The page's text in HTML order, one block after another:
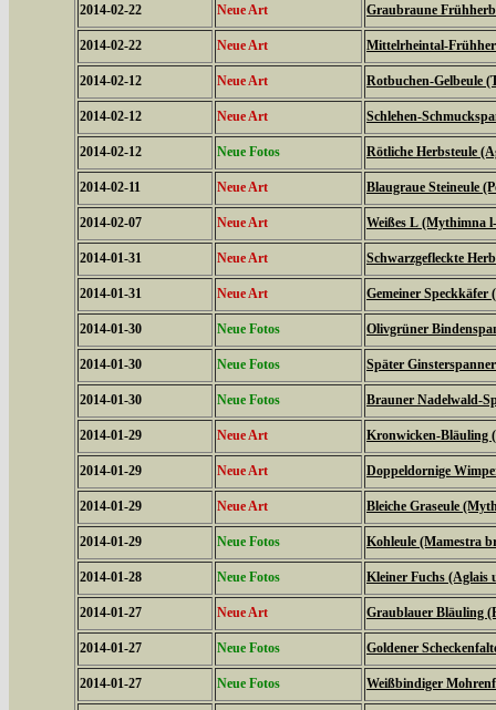
2014-02-22 Neue Art Graubraune
2014-02-22 Neue Art Mittelrheintal-
2014-02-12 Neue Art Rotbuchen-Gelbeule
2014-02-12 Neue Art Schlehen-
2014-02-12 Neue Fotos Rötliche Herbsteule
2014-02-11 Neue Art Blaugraue Steineule
2014-02-07 Neue Art Weißes L (Mythimna
2014-01-31 Neue Art Schwarzgefleckte
2014-01-31 Neue Art Gemeiner Speckkäfer
2014-01-30 Neue Fotos Olivgrüner
2014-01-30 Neue Fotos Später
2014-01-30 Neue Fotos Brauner Nadelwald-
2014-01-29 Neue Art Kronwicken-Bläuling
2014-01-29 Neue Art Doppeldornige
2014-01-29 Neue Art Bleiche Graseule
2014-01-29 Neue Fotos Kohleule (Mamestra
2014-01-28 Neue Fotos Kleiner Fuchs (Aglais
2014-01-27 Neue Art Graublauer Bläuling
2014-01-27 Neue Fotos Goldener
2014-01-27 Neue Fotos Weißbindiger